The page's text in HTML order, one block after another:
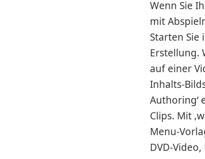
Wenn Sie
mit
Starten Sie
Erstellung.
auf einer
Inhalts-
Authoring‘
Clips. Mit
Menu-
DVD-